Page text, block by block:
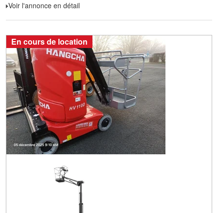
Voir l'annonce en détail
En cours de location